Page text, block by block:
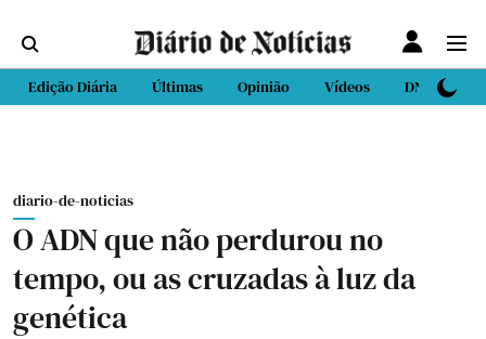
Edição Diária Últimas Opinião Vídeos DN Sport
diario-de-noticias
O ADN que não perdurou no
tempo, ou as cruzadas à luz da
genética